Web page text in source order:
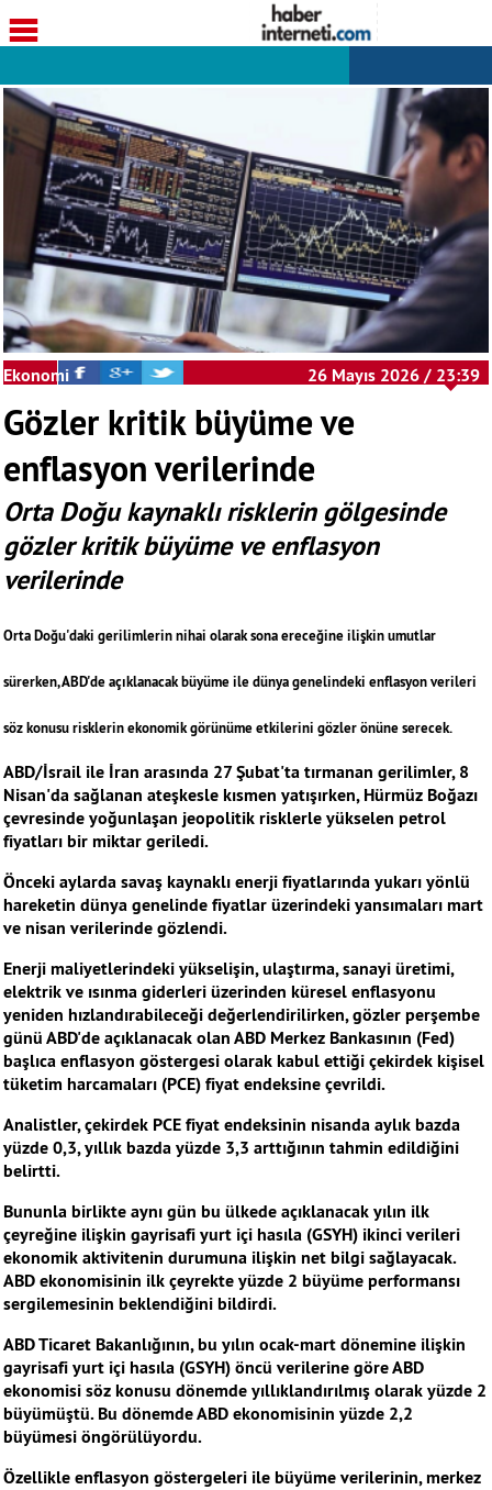
Ekonomi 26 Mayıs 2026 / 23:39
Gözler kritik büyüme ve
enflasyon verilerinde
Orta Doğu kaynaklı risklerin gölgesinde
gözler kritik büyüme ve enflasyon
verilerinde
Orta Doğu'daki gerilimlerin nihai olarak sona ereceğine ilişkin umutlar
sürerken, ABD'de açıklanacak büyüme ile dünya genelindeki enflasyon verileri
söz konusu risklerin ekonomik görünüme etkilerini gözler önüne serecek.
ABD/İsrail ile İran arasında 27 Şubat'ta tırmanan gerilimler, 8
Nisan'da sağlanan ateşkesle kısmen yatışırken, Hürmüz Boğazı
çevresinde yoğunlaşan jeopolitik risklerle yükselen petrol
fiyatları bir miktar geriledi.
Önceki aylarda savaş kaynaklı enerji fiyatlarında yukarı yönlü
hareketin dünya genelinde fiyatlar üzerindeki yansımaları mart
ve nisan verilerinde gözlendi.
Enerji maliyetlerindeki yükselişin, ulaştırma, sanayi üretimi,
elektrik ve ısınma giderleri üzerinden küresel enflasyonu
yeniden hızlandırabileceği değerlendirilirken, gözler perşembe
günü ABD'de açıklanacak olan ABD Merkez Bankasının (Fed)
başlıca enflasyon göstergesi olarak kabul ettiği çekirdek kişisel
tüketim harcamaları (PCE) fiyat endeksine çevrildi.
Analistler, çekirdek PCE fiyat endeksinin nisanda aylık bazda
yüzde 0,3, yıllık bazda yüzde 3,3 arttığının tahmin edildiğini
belirtti.
Bununla birlikte aynı gün bu ülkede açıklanacak yılın ilk
çeyreğine ilişkin gayrisafi yurt içi hasıla (GSYH) ikinci verileri
ekonomik aktivitenin durumuna ilişkin net bilgi sağlayacak.
ABD ekonomisinin ilk çeyrekte yüzde 2 büyüme performansı
sergilemesinin beklendiğini bildirdi.
ABD Ticaret Bakanlığının, bu yılın ocak-mart dönemine ilişkin
gayrisafi yurt içi hasıla (GSYH) öncü verilerine göre ABD
ekonomisi söz konusu dönemde yıllıklandırılmış olarak yüzde 2
büyümüştü. Bu dönemde ABD ekonomisinin yüzde 2,2
büyümesi öngörülüyordu.
Özellikle enflasyon göstergeleri ile büyüme verilerinin, merkez